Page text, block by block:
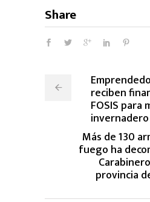
Share
reciben
FOSIS para
invernadero
Más de 130
fuego ha
provincia